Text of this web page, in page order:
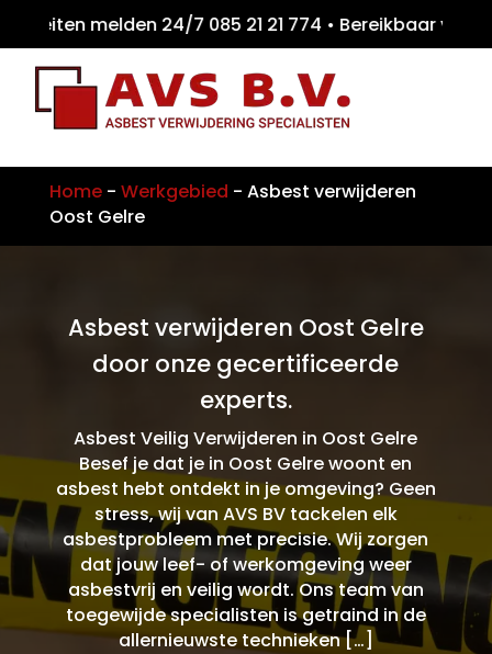
melden 24/7 085 21 21 774 •
Home- Werkgebied - Asbest verwijderen
Oost Gelre
Asbest verwijderen Oost Gelre
door onze gecertificeerde
experts.
Asbest Veilig Verwijderen in Oost Gelre
Besef je dat je in Oost Gelre woont en
asbest hebt ontdekt in je omgeving? Geen
stress, wij van AVS BV tackelen elk
asbestprobleem met precisie. Wij zorgen
dat jouw leef- of werkomgeving weer
asbestvrij en veilig wordt. Ons team van
toegewijde specialisten is getraind in de
allernieuwste technieken […]